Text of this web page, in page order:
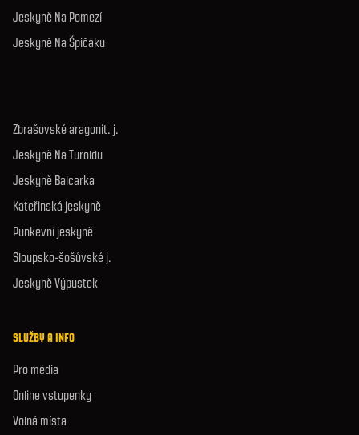
Jeskyně Na Pomezí
Jeskyně Na Špičáku
Zbrašovské aragonit. j.
Jeskyně Na Turoldu
Jeskyně Balcarka
Kateřinská jeskyně
Punkevní jeskyně
Sloupsko-šošůvské j.
Jeskyně Výpustek
SLUŽBY A INFO
Pro média
Online vstupenky
Volná místa